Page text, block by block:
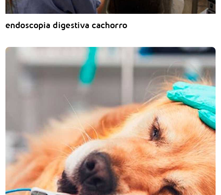
endoscopia digestiva cachorro